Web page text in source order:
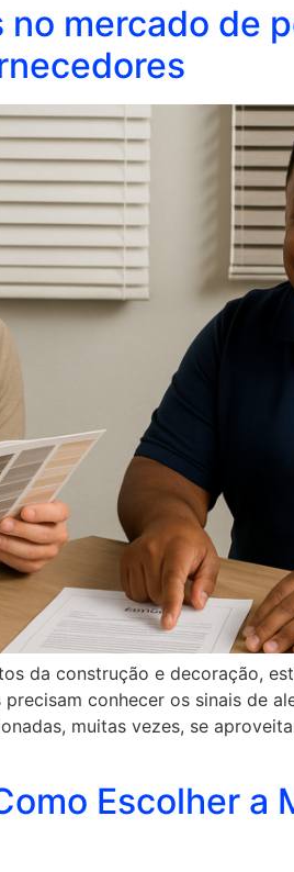
mercado de
da construção e decoração,
conhecer os sinais de
muitas vezes, se
Escolher a